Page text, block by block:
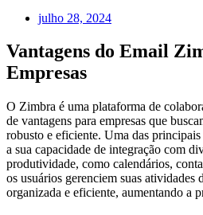
julho 28, 2024
Vantagens do Email
Empresas
O Zimbra é uma plataforma de
de vantagens para empresas que
robusto e eficiente. Uma das
a sua capacidade de integração com
produtividade, como calendários,
os usuários gerenciem suas atividades
organizada e eficiente, aumentando a